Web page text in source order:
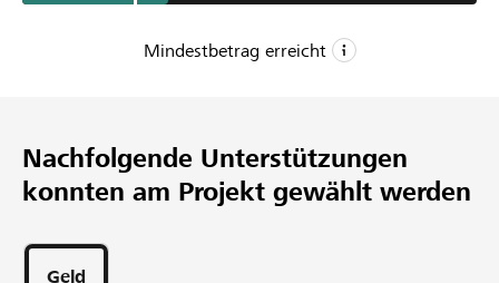
Mindestbetrag erreicht
CHF 20’000
Wunschbetrag
Unterstützungen
Nachfolgende Unterstützungen
konnten am Projekt gewählt werden
Geld